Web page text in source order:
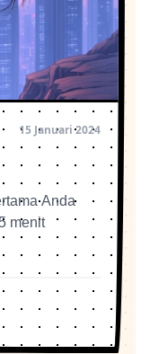
15 Januari 2024
Anda
menit